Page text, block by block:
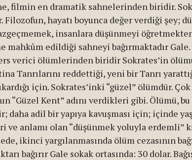
filmin en dramatik sahnelerinden biridir.
Filozofun, hayatı boyunca değer verdiği şey;
insanlara düşünmeyi
mahkûm edildiği sahneyi bağırmaktadır
verici ölümlerinden biridir Sokrates’in
Tanrılarını reddettiği, yeni bir Tanrı
için. Sokrates’inki “güzel” ölümdür.
“Güzel Kent” adını verdikleri gibi. Ölümü,
daha adil bir yapıya kavuşması için; içinde
ve anlamı olan “düşünmek yoluyla erdemli”
ikinci yargılanmasında ölüm cezasının
bağırır Gale sokak ortasında: 30 dolar.